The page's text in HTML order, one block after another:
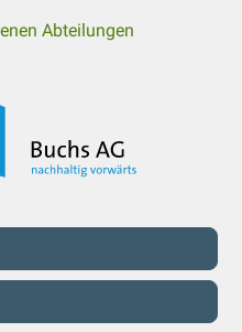
Abteilungen